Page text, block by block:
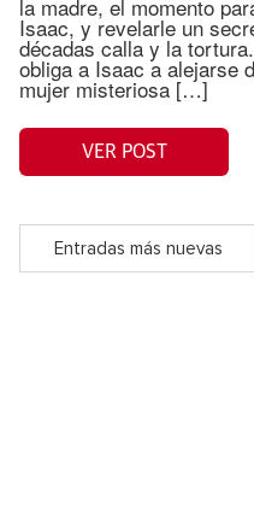
la madre, el momento
Isaac, y revelarle un
décadas calla y la
obliga a Isaac a alejarse
mujer misteriosa […]
VER POST
Entradas más nuevas